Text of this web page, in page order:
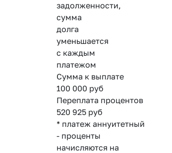
задолженности,
сумма
долга
уменьшается
с каждым
платежом
Сумма к выплате
100 000 руб
Переплата процентов
520 925 руб
* платеж аннуитетный
- проценты
начисляются на